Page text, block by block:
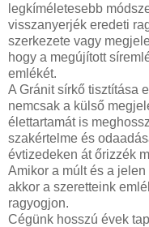
legkíméletesebb
visszanyerjék eredeti
szerkezete vagy
hogy a megújított
emlékét.
A Gránit sírkő tisztítása
nemcsak a külső
élettartamát is
szakértelme és
évtizedeken át őrizzék
Amikor a múlt és a
akkor a szeretteink
ragyogjon.
Cégünk hosszú évek